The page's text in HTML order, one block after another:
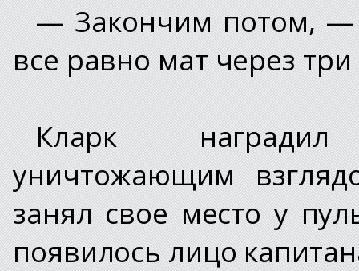
— Закончим потом, —
все равно мат через
Кларк
уничтожающим
занял свое место у
появилось лицо